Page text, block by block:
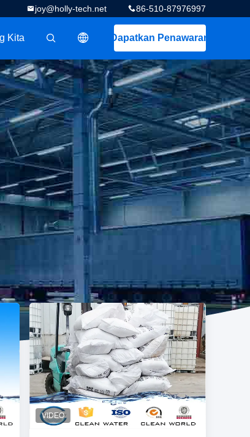
86-510-87976997
joy@holly-tech.net
Dapatkan Penawaran
描述
Kita